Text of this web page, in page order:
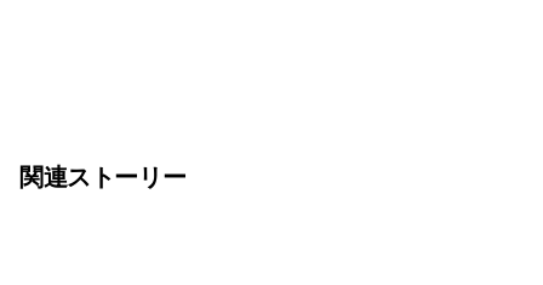
関連ストーリー